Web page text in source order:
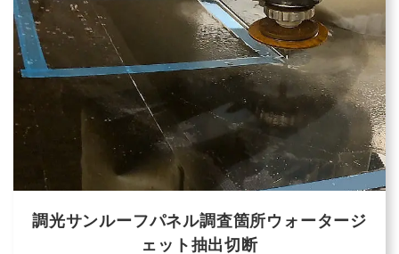
調光サンルーフパネル調査箇所ウォータージ
ェット抽出切断